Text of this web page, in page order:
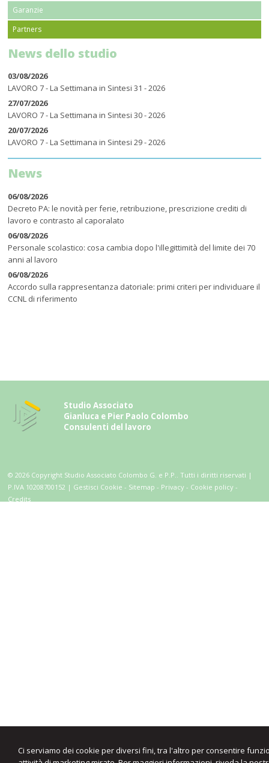
Ci serviamo dei cookie per diversi fini, tra l'altro per consentire
Garanzie
Partners
News dello studio
03/08/2026
LAVORO 7 - La Settimana in Sintesi 31 - 2026
27/07/2026
LAVORO 7 - La Settimana in Sintesi 30 - 2026
20/07/2026
LAVORO 7 - La Settimana in Sintesi 29 - 2026
News
06/08/2026
Decreto PA: le novità per ferie, retribuzione, prescrizione crediti di
lavoro e contrasto al caporalato
06/08/2026
Personale scolastico: cosa cambia dopo l'illegittimità del limite dei 70
anni al lavoro
06/08/2026
Accordo sulla rappresentanza datoriale: primi criteri per individuare il
CCNL di riferimento
Studio Associato
Gianluca e Pier Paolo Colombo
Consulenti del lavoro
© 2026 Copyright Studio Associato Colombo G. e P.P.. Tutti i diritti riservati |
P.IVA 10208700152 | Gestisci Cookie - Sitemap - Privacy - Cookie policy -
Credits